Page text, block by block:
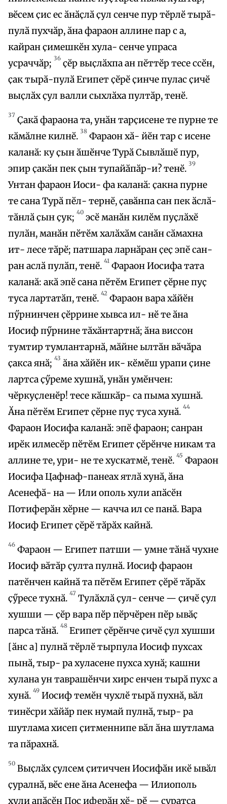
вӗсем ҫис ес ӑнӑҫлӑ ҫул сенче пур тӗрлӗ тырӑ-
пулӑ пухчӑр, ӑна фараон аллине пар с а,
кайран ҫимешкӗн хула- сенче упраса
усраччӑр; 36 ҫӗр выҫлӑхпа ан пӗттӗр тесе ссӗн,
ҫак тырӑ-пулӑ Египет ҫӗрӗ ҫинче пулас ҫичӗ
выҫлӑх ҫул валли сыхлӑха пултӑр, тенӗ.
37 Ҫакӑ фараона та, унӑн тарҫисене те пурне те
кӑмӑлне килнӗ. 38 Фараон хӑ- йӗн тар с исене
каланӑ: ку ҫын ӑшӗнче Турӑ Сывлӑшӗ пур,
эпир ҫакӑн пек ҫын тупайӑпӑр-и? тенӗ. 39
Унтан фараон Иоси- фа каланӑ: ҫакна пурне
те сана Турӑ пӗл- тернӗ, ҫавӑнпа сан пек ӑслӑ-
тӑнлӑ ҫын ҫук; 40 эсӗ манӑн килӗм пуҫлӑхӗ
пулӑн, манӑн пӗтӗм халӑхӑм санӑн сӑмахна
ит- лесе тӑрӗ; патшара ларнӑран ҫеҫ эпӗ сан-
ран аслӑ пулӑп, тенӗ. 41 Фараон Иосифа тата
каланӑ: акӑ эпӗ сана пӗтӗм Египет ҫӗрне пуҫ
туса лартатӑп, тенӗ. 42 Фараон вара хӑйӗн
пӳрнинчен ҫӗррине хывса ил- нӗ те ӑна
Иосиф пӳрнине тӑхӑнтартнӑ; ӑна виссон
тумтир тумлантарнӑ, мӑйне ылтӑн вӑчӑра
ҫакса янӑ; 43 ӑна хӑйӗн ик- кӗмӗш урапи ҫине
лартса ҫӳреме хушнӑ, унӑн умӗнчен:
чӗркуҫленӗр! тесе кӑшкӑр- са пыма хушнӑ.
Ӑна пӗтӗм Египет ҫӗрне пуҫ туса хунӑ. 44
Фараон Иосифа каланӑ: эпӗ фараон; санран
ирӗк илмесӗр пӗтӗм Египет ҫӗрӗнче никам та
аллине те, ури- не те хускатмӗ, тенӗ. 45 Фараон
Иосифа Цафнаф-панеах ятлӑ хунӑ, ӑна
Асенефӑ- на — Или ополь хули апӑсӗн
Потиферӑн хӗрне — качча ил се панӑ. Вара
Иосиф Египет ҫӗрӗ тӑрӑх кайнӑ.
46 Фараон — Египет патши — умне тӑнӑ чухне
Иосиф вӑтӑр ҫулта пулнӑ. Иосиф фараон
патӗнчен кайнӑ та пӗтӗм Египет ҫӗрӗ тӑрӑх
ҫӳресе тухнӑ. 47 Тулӑхлӑ ҫул- сенче — ҫичӗ ҫул
хушши — ҫӗр вара пӗр пӗрчӗрен пӗр ывӑҫ
парса тӑнӑ. 48 Египет ҫӗрӗнче ҫичӗ ҫул хушши
[ӑнс а] пулнӑ тӗрлӗ тырпула Иосиф пухсах
пынӑ, тыр- ра хуласене пухса хунӑ; кашни
хулана ун таврашӗнчи хирс енчен тырӑ пухс а
хунӑ. 49 Иосиф темӗн чухлӗ тырӑ пухнӑ, вӑл
тинӗсри хӑйӑр пек нумай пулнӑ, тыр- ра
шутлама хисеп ҫитменнипе вӑл ӑна шутлама
та пӑрахнӑ.
50 Выҫлӑх ҫулсем ҫитиччен Иосифӑн икӗ ывӑл
ҫуралнӑ, вӗс ене ӑна Асенефа — Илиополь
хули апӑсӗн Пос иферӑн хӗ- рӗ — ҫуратса